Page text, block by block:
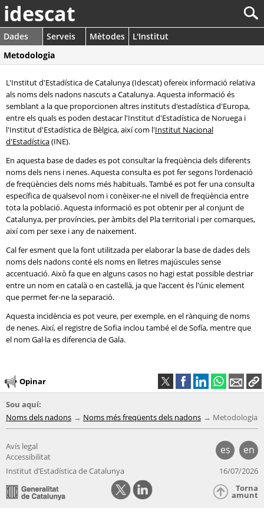
idescat
Dades Serveis Mètodes
L'Institut
Metodologia
L'Institut d'Estadística de Catalunya (Idescat) ofereix informació relativa
als noms dels nadons nascuts a Catalunya. Aquesta informació és
semblant a la que proporcionen altres instituts d'estadística d'Europa,
entre els quals es poden destacar l'Institut d'Estadística de Noruega i
l'Institut d'Estadística de Bèlgica, així com l'Institut Nacional
d'Estadística(INE).
En aquesta base de dades es pot consultar la freqüència dels diferents
noms dels nens i nenes. Aquesta consulta es pot fer segons l'ordenació
de freqüències dels noms més habituals. També es pot fer una consulta
específica de qualsevol nom i conèixer-ne el nivell de freqüència entre
tota la població. Aquesta informació es pot obtenir per al conjunt de
Catalunya, per províncies, per àmbits del Pla territorial i per comarques,
així com per sexe i any de naixement.
Cal fer esment que la font utilitzada per elaborar la base de dades dels
noms dels nadons conté els noms en lletres majúscules sense
accentuació. Això fa que en alguns casos no hagi estat possible destriar
entre un nom en català o en castellà, ja que l'accent és l'únic element
que permet fer-ne la separació.
Aquesta incidència es pot veure, per exemple, en el rànquing de noms
de nenes. Així, el registre de Sofia inclou també el de Sofía, mentre que
el nom Gal·la es diferencia de Gala.
Opinar
Sou aquí:
Noms dels nadons
Noms més freqüents dels nadons Metodologia
es en
Avís legal
Accessibilitat
Institut d’Estadística de Catalunya
16/07/2026
Torna
amunt